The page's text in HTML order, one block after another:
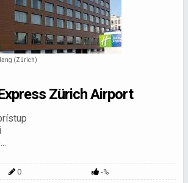
(Zürich)
Zürich Airport
0
-%